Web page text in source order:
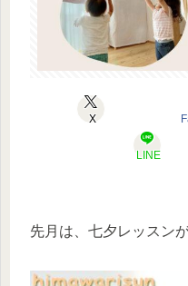
X
LINE
先月は、七夕レッスン